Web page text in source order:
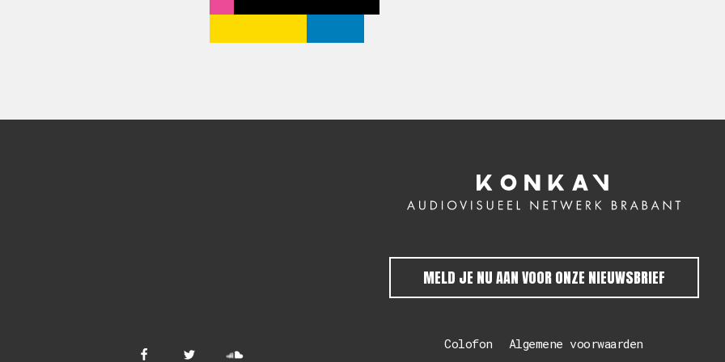
MELD JE NU AAN VOOR ONZE NIEUWSBRIEF
Colofon
Algemene voorwaarden